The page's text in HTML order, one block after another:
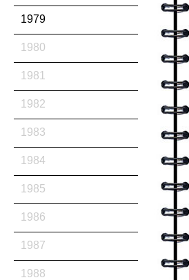
1979
1980
1981
1982
1983
1984
1985
1986
1987
1988